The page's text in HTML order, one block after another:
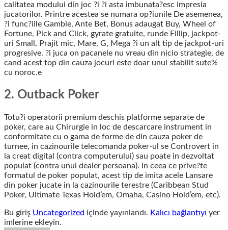
calitatea modului din joc ?i ?i asta imbunata?esc Impresia
jucatorilor. Printre acestea se numara op?iunile De asemenea,
?i func?iile Gamble, Ante Bet, Bonus adaugat Buy, Wheel of
Fortune, Pick and Click, gyrate gratuite, runde Fillip, jackpot-
uri Small, Prajit mic, Mare, G, Mega ?i un alt tip de jackpot-uri
progresive. ?i juca on pacanele nu vreau din nicio strategie, de
cand acest top din cauza jocuri este doar unul stabilit sute%
cu noroc.e
2. Outback Poker
Totu?i operatorii premium deschis platforme separate de
poker, care au Chirurgie in loc de descarcare instrument in
conformitate cu o gama de forme de din cauza poker de
turnee, in cazinourile telecomanda poker-ul se Controvert in
la creat digital (contra computerului) sau poate in dezvoltat
populat (contra unui dealer persoana). In ceea ce prive?te
formatul de poker populat, acest tip de imita acele Lansare
din poker jucate in la cazinourile terestre (Caribbean Stud
Poker, Ultimate Texas Hold’em, Omaha, Casino Hold’em, etc).
Bu giriş Uncategorized içinde yayınlandı. Kalıcı bağlantıyı yer
imlerine ekleyin.